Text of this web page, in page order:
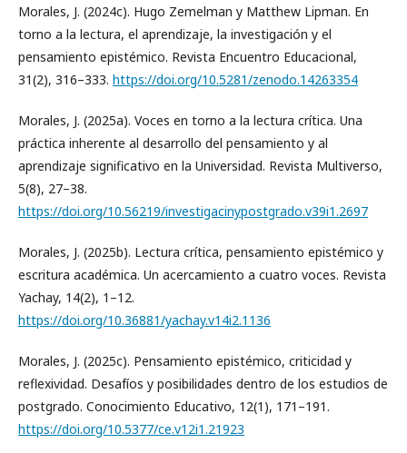
Morales, J. (2024c). Hugo Zemelman y Matthew Lipman. En
torno a la lectura, el aprendizaje, la investigación y el
pensamiento epistémico. Revista Encuentro Educacional,
31(2), 316–333. https://doi.org/10.5281/zenodo.14263354
Morales, J. (2025a). Voces en torno a la lectura crítica. Una
práctica inherente al desarrollo del pensamiento y al
aprendizaje significativo en la Universidad. Revista Multiverso,
5(8), 27–38.
https://doi.org/10.56219/investigacinypostgrado.v39i1.2697
Morales, J. (2025b). Lectura crítica, pensamiento epistémico y
escritura académica. Un acercamiento a cuatro voces. Revista
Yachay, 14(2), 1–12.
https://doi.org/10.36881/yachay.v14i2.1136
Morales, J. (2025c). Pensamiento epistémico, criticidad y
reflexividad. Desafíos y posibilidades dentro de los estudios de
postgrado. Conocimiento Educativo, 12(1), 171–191.
https://doi.org/10.5377/ce.v12i1.21923